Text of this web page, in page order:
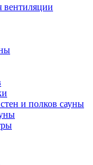
вентиляции
и полков сауны